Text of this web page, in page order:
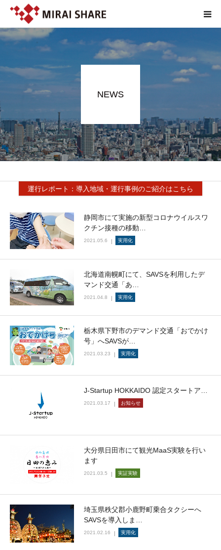
NEWS
運行レポート：導入地域・運行事例のご紹介はこちら
静岡市にて実施の新型コロナウイルスワ
クチン接種の移動…
2021.05.6 実用化
北海道南幌町にて、SAVSを利用したデ
マンド交通「あ…
2021.04.8 実用化
栃木県下野市のデマンド交通「おでかけ
号」へSAVSが…
2021.03.23 実用化
J-Startup HOKKAIDO 認定スタートア…
2021.03.17 お知らせ
大分県日田市にて観光MaaS実験を行い
ます
2021.03.5 実証実験
埼玉県秩父郡小鹿野町乗合タクシーへ
SAVSを導入しま…
2021.02.16 実用化
NEWS
TECHNOLOGY
SERVICE
REPORT
ABOUT